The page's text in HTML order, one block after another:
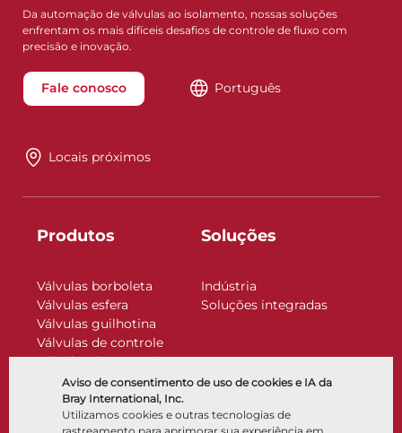
Aviso de consentimento de uso de cookies e IA da
Bray International, Inc.
Utilizamos cookies e outras tecnologias de
Da automação de válvulas ao isolamento, nossas soluções
enfrentam os mais difíceis desafios de controle de fluxo com
precisão e inovação.
Fale conosco Português
Locais próximos
Produtos
Válvulas borboleta
Válvulas esfera
Válvulas guilhotina
Válvulas de controle
Válvulas de retenção
Atuadores
Acessórios de controle
Criogênico
Soluções
Indústria
Soluções integradas